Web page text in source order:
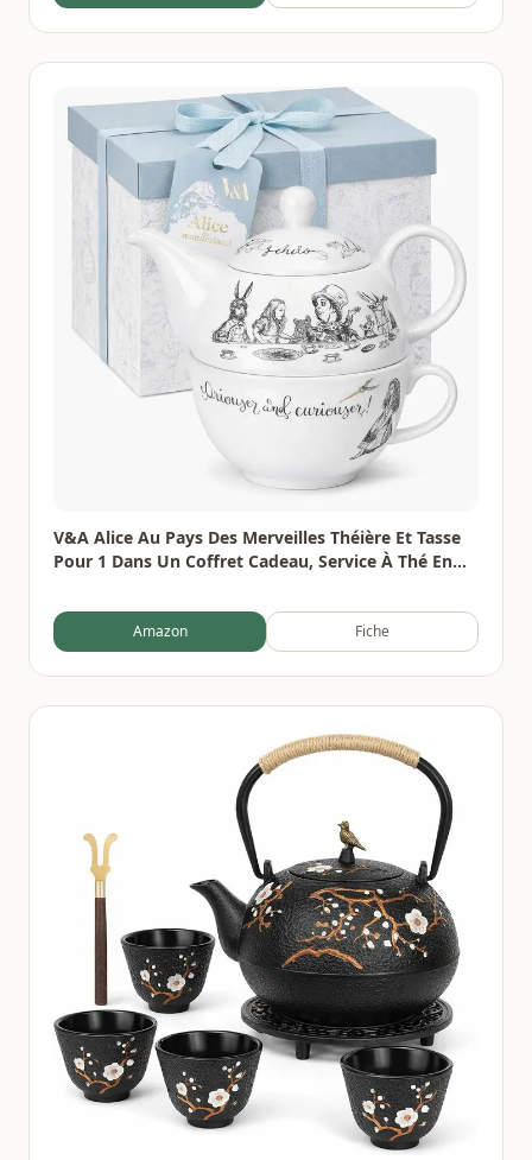
V&A Alice Au Pays Des Merveilles Théière Et Tasse
Pour 1 Dans Un Coffret Cadeau, Service À Thé En
Amazon Fiche